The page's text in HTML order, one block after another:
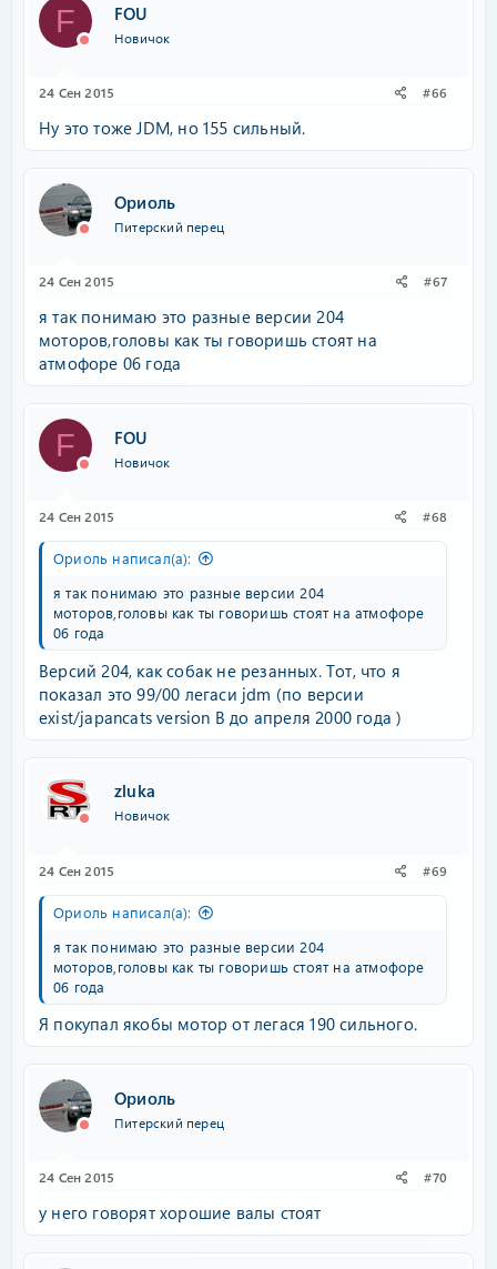
F FOU
Новичок
24 Сен 2015 #66
Ну это тоже JDM, но 155 сильный.
Ориоль
Питерский перец
24 Сен 2015 #67
я так понимаю это разные версии 204
моторов,головы как ты говоришь стоят на
атмофоре 06 года
F FOU
Новичок
24 Сен 2015 #68
Ориоль написал(а):
я так понимаю это разные версии 204
моторов,головы как ты говоришь стоят на атмофоре
06 года
Версий 204, как собак не резанных. Тот, что я
показал это 99/00 легаси jdm (по версии
exist/japancats version B до апреля 2000 года )
zluka
Новичок
24 Сен 2015 #69
Ориоль написал(а):
я так понимаю это разные версии 204
моторов,головы как ты говоришь стоят на атмофоре
06 года
Я покупал якобы мотор от легася 190 сильного.
Ориоль
Питерский перец
24 Сен 2015 #70
у него говорят хорошие валы стоят